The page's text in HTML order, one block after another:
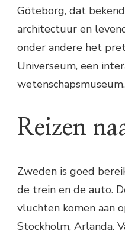
Göteborg, dat
architectuur en
onder andere het
Universeum, een
wetenschapsmuseum.
Reizen
Zweden is goed
de trein en de auto.
vluchten komen aan
Stockholm, Arlanda.